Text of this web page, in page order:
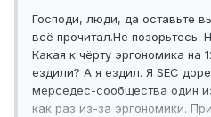
Господи, люди, да оставьте
всё прочитал.Не позорьтесь.
Какая к чёрту эргономика на
ездили? А я ездил. Я SEC
мерседес-сообщества один
как раз из-за эргономики.